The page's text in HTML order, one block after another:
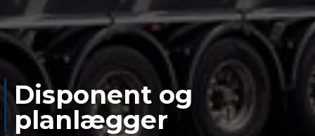
Disponent og
planlægger